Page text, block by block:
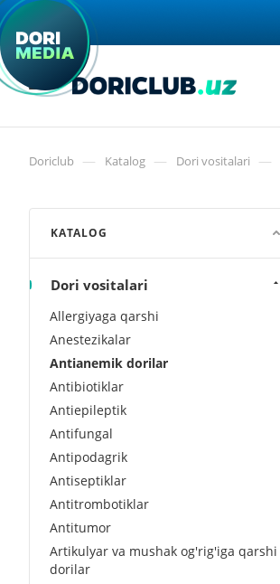
Doriclub — Katalog — Dori vositalari —
KATALOG
Dori vositalari
Allergiyaga qarshi
Anestezikalar
Antianemik dorilar
Antibiotiklar
Antiepileptik
Antifungal
Antipodagrik
Antiseptiklar
Antitrombotiklar
Antitumor
Artikulyar va mushak og'rig'iga qarshi
dorilar